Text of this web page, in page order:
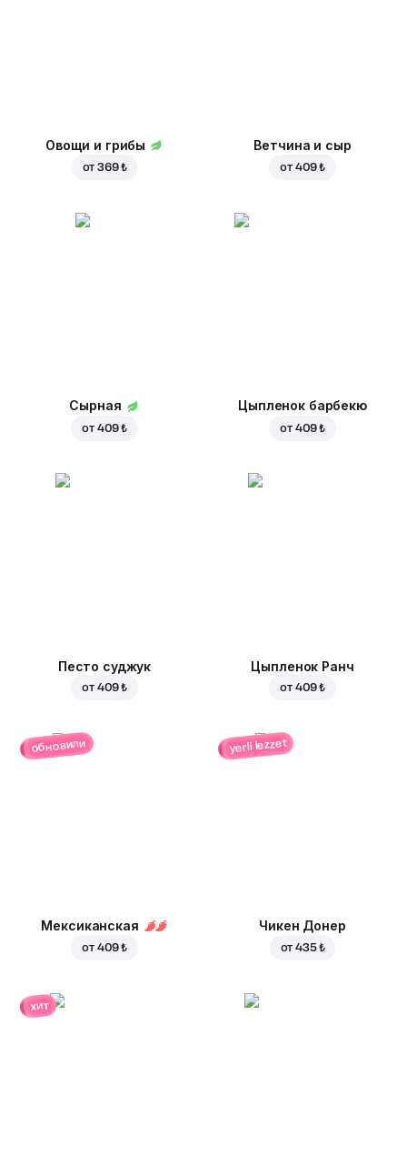
Овощи и грибы
от369 ₺
Ветчина и сыр
от 409 ₺
Сырная
от 409 ₺
Цыпленок барбекю
от 409 ₺
Песто суджук
от 409 ₺
Цыпленок Ранч
от 409 ₺
обновили
Мексиканская
от 409 ₺
yerli lezzet
Чикен Донер
от435 ₺
хит